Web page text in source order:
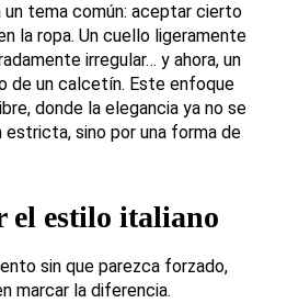
tema común: aceptar cierto
la ropa. Un cuello ligeramente
irregular… y ahora, un
de un calcetín. Este enfoque
donde la elegancia ya no se
sino por una forma de
el estilo italiano
sin que parezca forzado,
marcar la diferencia.